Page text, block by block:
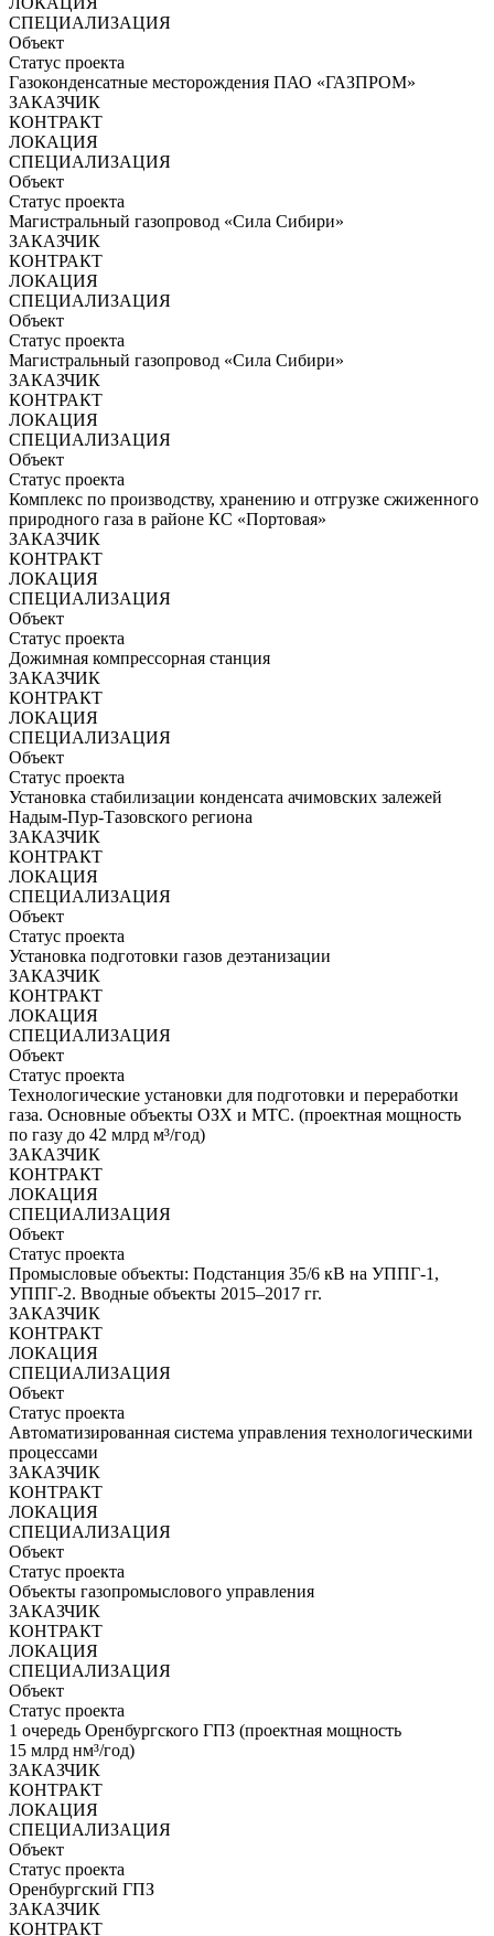
СПЕЦИАЛИЗАЦИЯ
Объект
Статус проекта
Газоконденсатные месторождения ПАО «ГАЗПРОМ»
ЗАКАЗЧИК
КОНТРАКТ
ЛОКАЦИЯ
СПЕЦИАЛИЗАЦИЯ
Объект
Статус проекта
Магистральный газопровод «Сила Сибири»
ЗАКАЗЧИК
КОНТРАКТ
ЛОКАЦИЯ
СПЕЦИАЛИЗАЦИЯ
Объект
Статус проекта
Магистральный газопровод «Сила Сибири»
ЗАКАЗЧИК
КОНТРАКТ
ЛОКАЦИЯ
СПЕЦИАЛИЗАЦИЯ
Объект
Статус проекта
Комплекс по производству, хранению и отгрузке сжиженного
природного газа в районе КС «Портовая»
ЗАКАЗЧИК
КОНТРАКТ
ЛОКАЦИЯ
СПЕЦИАЛИЗАЦИЯ
Объект
Статус проекта
Дожимная компрессорная станция
ЗАКАЗЧИК
КОНТРАКТ
ЛОКАЦИЯ
СПЕЦИАЛИЗАЦИЯ
Объект
Статус проекта
Установка стабилизации конденсата ачимовских залежей
Надым-Пур-Тазовского региона
ЗАКАЗЧИК
КОНТРАКТ
ЛОКАЦИЯ
СПЕЦИАЛИЗАЦИЯ
Объект
Статус проекта
Установка подготовки газов деэтанизации
ЗАКАЗЧИК
КОНТРАКТ
ЛОКАЦИЯ
СПЕЦИАЛИЗАЦИЯ
Объект
Статус проекта
Технологические установки для подготовки и переработки
газа. Основные объекты ОЗХ и МТС. (проектная мощность
по газу до 42 млрд м³/год)
ЗАКАЗЧИК
КОНТРАКТ
ЛОКАЦИЯ
СПЕЦИАЛИЗАЦИЯ
Объект
Статус проекта
Промысловые объекты: Подстанция 35/6 кВ на УППГ-1,
УППГ-2. Вводные объекты 2015–2017 гг.
ЗАКАЗЧИК
КОНТРАКТ
ЛОКАЦИЯ
СПЕЦИАЛИЗАЦИЯ
Объект
Статус проекта
Автоматизированная система управления технологическими
процессами
ЗАКАЗЧИК
КОНТРАКТ
ЛОКАЦИЯ
СПЕЦИАЛИЗАЦИЯ
Объект
Статус проекта
Объекты газопромыслового управления
ЗАКАЗЧИК
КОНТРАКТ
ЛОКАЦИЯ
СПЕЦИАЛИЗАЦИЯ
Объект
Статус проекта
1 очередь Оренбургского ГПЗ (проектная мощность
15 млрд нм³/год)
ЗАКАЗЧИК
КОНТРАКТ
ЛОКАЦИЯ
СПЕЦИАЛИЗАЦИЯ
Объект
Статус проекта
Оренбургский ГПЗ
ЗАКАЗЧИК
КОНТРАКТ